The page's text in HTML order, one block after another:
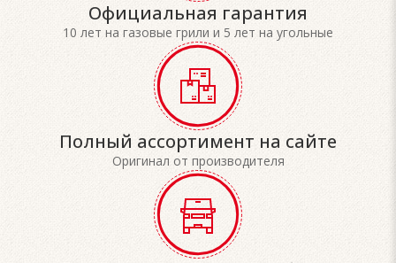
Официальная гарантия
10 лет на газовые грили и 5 лет на угольные
Полный ассортимент на сайте
Оригинал от производителя